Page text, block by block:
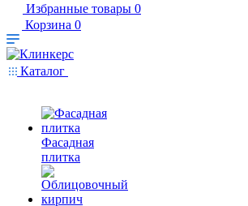
Избранные товары 0
Корзина 0
Каталог
Фасадная
плитка